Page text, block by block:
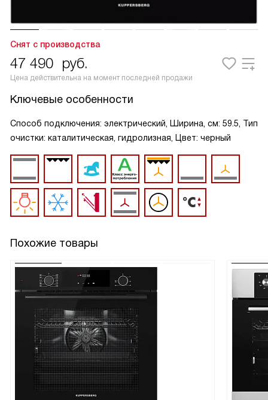
Снят с производства
47 490 руб.
Цена действительна на момент последней продажи
Ключевые особенности
Способ подключения: электрический, Ширина, см: 59.5, Тип
очистки: каталитическая, гидролизная, Цвет: черный
Похожие товары